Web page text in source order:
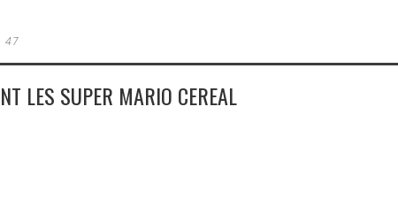
47
LES SUPER MARIO CEREAL